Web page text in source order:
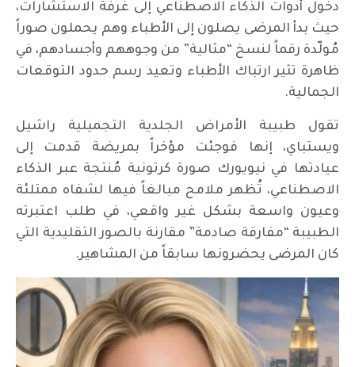
دخول أدوات الذكاء الاصطناعي إلى غرفة الاستشارات،
حيث بدأ المرضى يصلون إلى الأطباء وهم يحملون صوراً
مُولّدة رقماً لنسخ “مثالية” من وجوههم وأجسادهم، في
ظاهرة تثير ارتباك الأطباء وتعيد رسم حدود التوقعات
الجمالية.
تقول طبيبة الأمراض الجلدية التجميلية راشيل
ويستباي، إنها فوجئت مؤخراً بمريضة قدمت إلى
عيادتها في نيويورك صورة كرتونية مُنتجة عبر الذكاء
الاصطناعي، تُظهر ملامح مبالغاً فيها لشفاه ممتلئة
وعيون واسعة بشكل غير واقعي، في طلب اعتبرته
الطبيبة “مفارقة صادمة” مقارنة بالصور التقليدية التي
كان المرضى يحضرونها سابقاً من المشاهير.